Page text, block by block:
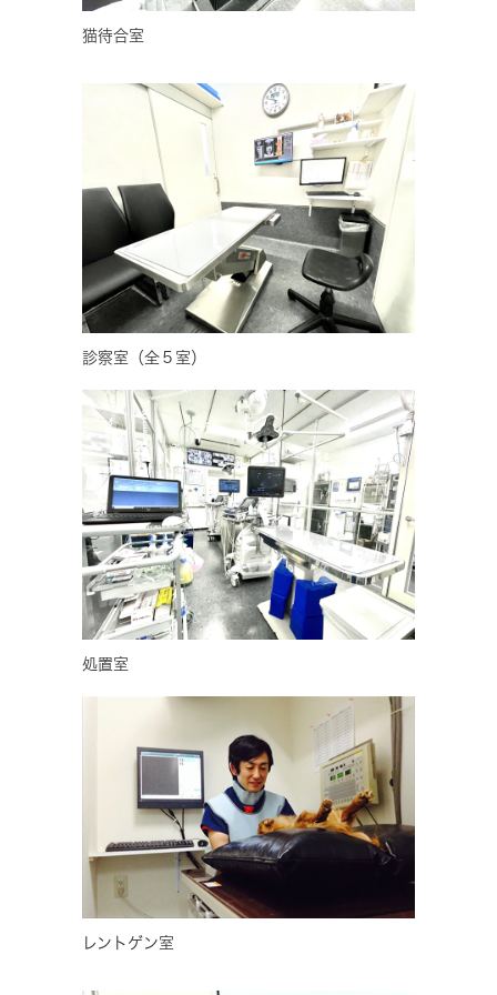
猫待合室
診察室（全５室）
処置室
レントゲン室